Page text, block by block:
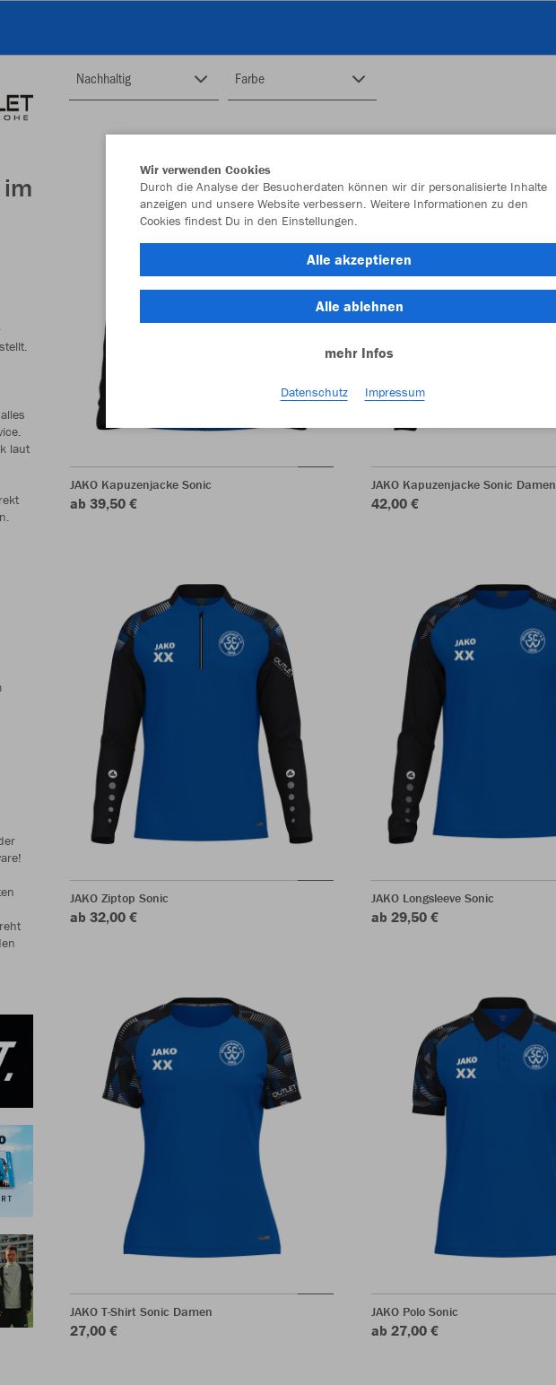
laut
Nachhaltig Farbe
JAKO Kapuzenjacke Sonic
ab 39,50 €
JAKO Kapuzenjacke Sonic Damen
42,00 €
JAKO Ziptop Sonic
ab 32,00 €
JAKO Longsleeve Sonic
ab 29,50 €
JAKO T-Shirt Sonic Damen
27,00 €
JAKO Polo Sonic
ab 27,00 €
Wir verwenden Cookies
Durch die Analyse der Besucherdaten können wir dir personalisierte Inhalte
anzeigen und unsere Website verbessern. Weitere Informationen zu den
Cookies findest Du in den Einstellungen.
Alle akzeptieren
Alle ablehnen
mehr Infos
Datenschutz Impressum